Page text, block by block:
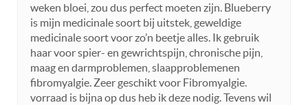
weken bloei, zou dus perfect moeten zijn. Blueberry
is mijn medicinale soort bij uitstek, geweldige
medicinale soort voor zo’n beetje alles. Ik gebruik
haar voor spier- en gewrichtspijn, chronische pijn,
maag en darmproblemen, slaapproblemenen
fibromyalgie. Zeer geschikt voor Fibromyalgie.
vorraad is bijna op dus heb ik deze nodig. Tevens wil